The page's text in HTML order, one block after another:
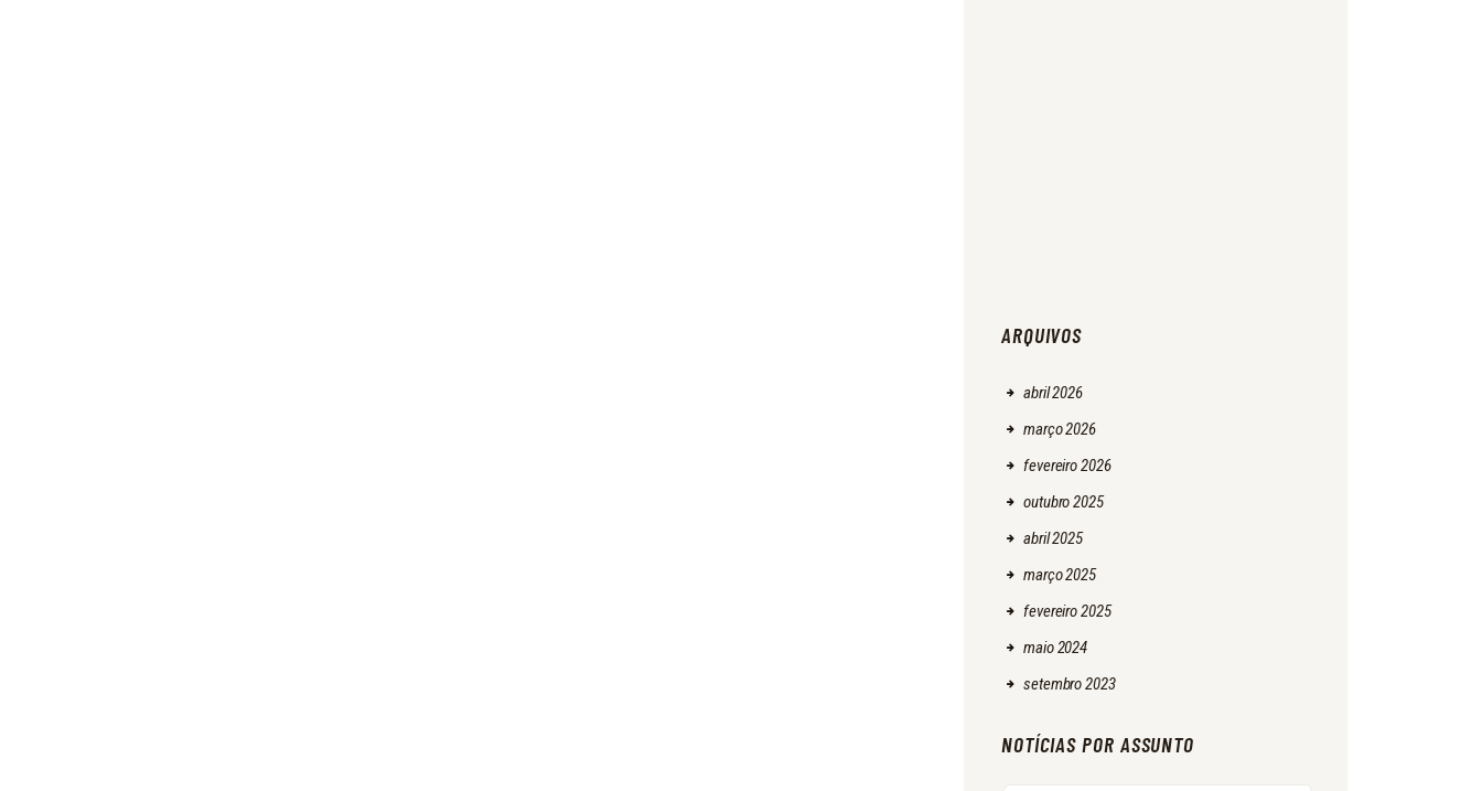
ARQUIVOS
abril2026
março2026
fevereiro2026
outubro2025
abril2025
março2025
fevereiro2025
maio2024
setembro2023
NOTÍCIAS POR ASSUNTO